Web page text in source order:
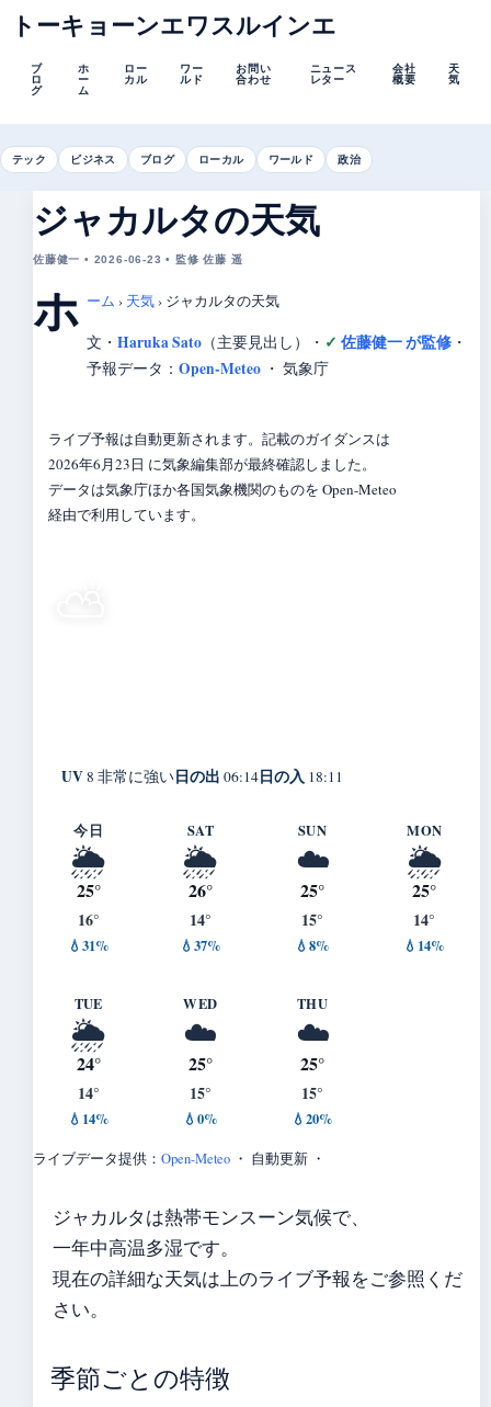
トーキョーンエワスルインエ
ブ
ロ
グ
ホ
ー
ム
ロー
カル
ワー
ルド
お問い
合わせ
ニュース
レター
会社
概要
天
気
テック ビジネス ブログ ローカル ワールド 政治
ジャカルタの天気
佐藤健一 • 2026-06-23 • 監修 佐藤 遥
ホ ーム › 天気› ジャカルタの天気
文・ Haruka Sato （主要見出し） ・ 佐藤健一 が監修 ・
予報データ： Open-Meteo ・ 気象庁
ライブ予報は自動更新されます。記載のガイダンスは
2026年6月23日 に気象編集部が最終確認しました。
データは気象庁ほか各国気象機関のものを Open-Meteo
経由で利用しています。
UV8 非常に強い日の出 06:14日の入 18:11
今日
🌦️
25°
16°
💧31%
SAT
🌦️
26°
14°
💧37%
SUN
☁️
25°
15°
💧8%
MON
🌦️
25°
14°
💧14%
TUE
🌦️
24°
14°
💧14%
WED
☁️
25°
15°
💧0%
THU
☁️
25°
15°
💧20%
ライブデータ提供： Open-Meteo ・ 自動更新 ・
ジャカルタは熱帯モンスーン気候で、
一年中高温多湿です。
現在の詳細な天気は上のライブ予報をご参照くだ
さい。
季節ごとの特徴